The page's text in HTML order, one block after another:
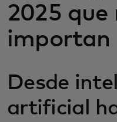
2025
importan
Desde
artificial